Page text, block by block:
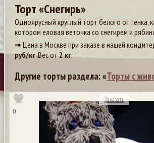
Торт «Снегирь»
Одноярусный круглый торт белого оттенка,
котором еловая веточка со снегирем и
➠ Цена в Москве при заказе в нашей
руб/кг. Вес от2 кг.
Другие торты раздела: «Торты с
0
Заказать